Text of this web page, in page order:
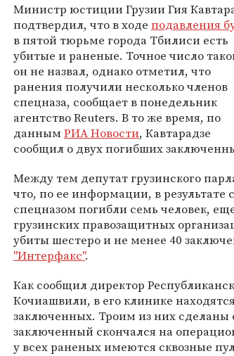
Министр юстиции Грузии Гия
подтвердил, что в ходе подавления
в пятой тюрьме города Тбилиси есть
убитые и раненые. Точное число
он не назвал, однако отметил, что
ранения получили несколько членов
спецназа, сообщает в понедельник
агентство Reuters. В то же время, по
даннымРИА Новости, Кавтарадзе
сообщил о двух погибших
Между тем депутат грузинского
что, по ее информации, в результате
спецназом погибли семь человек,
грузинских правозащитных
убиты шестеро и не менее 40
"Интерфакс".
Как сообщил директор
Кочиашвили, в его клинике
заключенных. Троим из них
заключенный скончался на
у всех раненых имеются сквозные